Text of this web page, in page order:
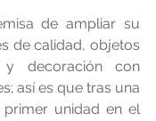
de ampliar su
de calidad, objetos
decoración con
así es que tras una
unidad en el